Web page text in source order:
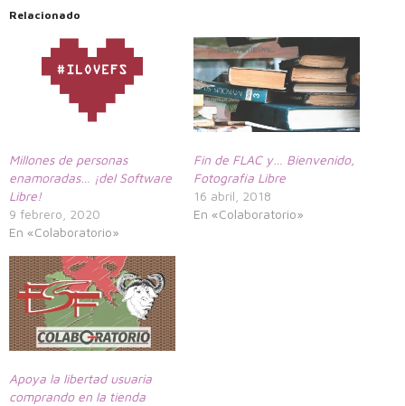
Relacionado
Millones de personas
enamoradas… ¡del Software
Libre!
9 febrero, 2020
En «Colaboratorio»
Fin de FLAC y… Bienvenido,
Fotografía Libre
16 abril, 2018
En «Colaboratorio»
Apoya la libertad usuaria
comprando en la tienda